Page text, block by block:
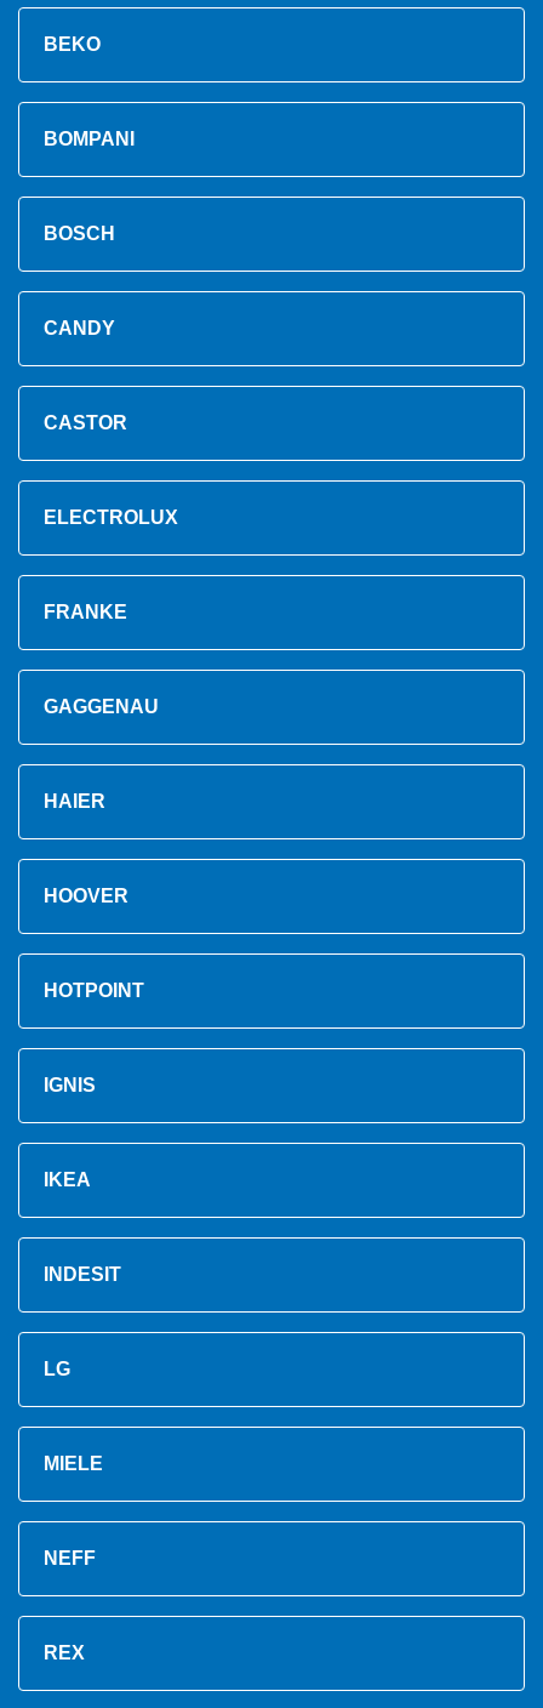
BEKO
BOMPANI
BOSCH
CANDY
CASTOR
ELECTROLUX
FRANKE
GAGGENAU
HAIER
HOOVER
HOTPOINT
IGNIS
IKEA
INDESIT
LG
MIELE
NEFF
REX